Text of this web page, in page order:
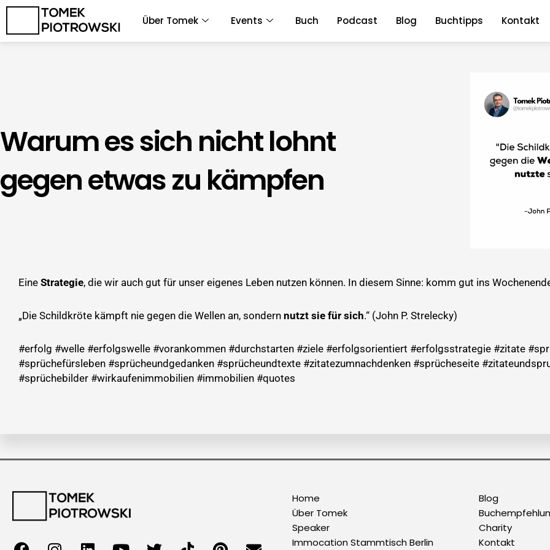
Zum
springen
Über Tomek Events Buch Podcast Blog Buchtipps Kontakt
Warum es sich nicht lohnt
gegen etwas zu kämpfen
Eine Strategie, die wir auch gut für unser eigenes Leben nutzen können. In diesem Sinne: komm gut ins
„Die Schildkröte kämpft nie gegen die Wellen an, sondern nutzt sie für sich.“ (John P. Strelecky)
#erfolg #welle #erfolgswelle #vorankommen #durchstarten #ziele #erfolgsorientiert #erfolgsstrategie #zitate
#sprüchefürsleben #sprücheundgedanken #sprücheundtexte #zitatezumnachdenken #sprücheseite
#sprüchebilder #wirkaufenimmobilien #immobilien #quotes
F I L Y T T P E
Home
Über Tomek
Speaker
Immocation Stammtisch Berlin
Blog
Charity
Kontakt